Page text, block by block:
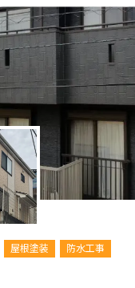
屋根塗装 防水工事